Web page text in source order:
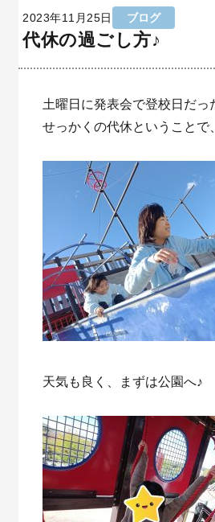
2023年11月25日 ブログ
代休の過ごし方♪
土曜日に発表会で登校日だっ
せっかくの代休ということで
天気も良く、まずは公園へ♪